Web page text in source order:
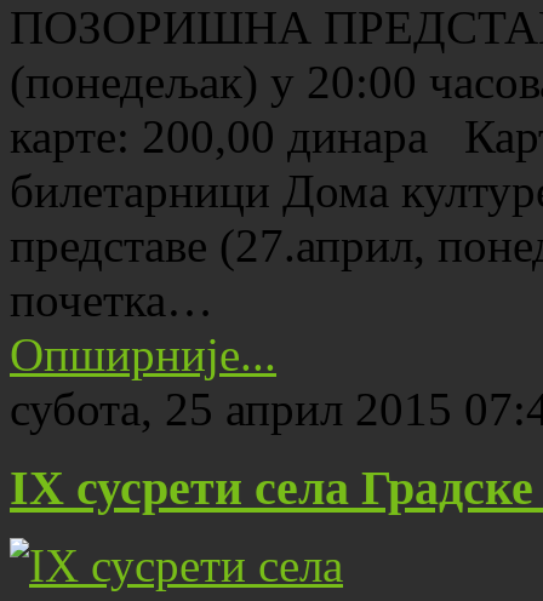
ПОЗОРИШНА
(понедељак) у 20:00
карте: 200,00 динара
билетарници Дома
представе (27.април,
почетка…
Опширније...
субота, 25 април 2015
IX сусрети села